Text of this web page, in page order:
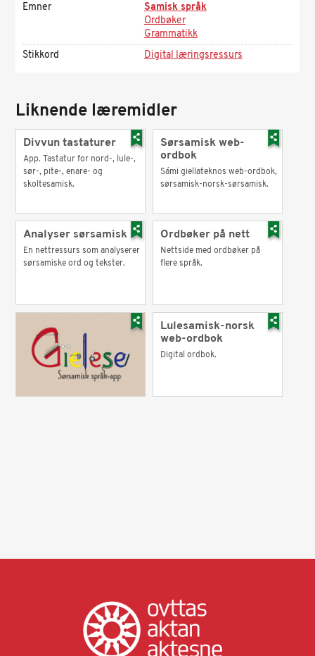
Emner
Samisk språk
Ordbøker
Grammatikk
Stikkord
Digital læringsressurs
Liknende læremidler
Divvun tastaturer
App. Tastatur for nord-, lule-,
sør-, pite-, enare- og
skoltesamisk.
Sørsamisk web-
ordbok
Sámi giellateknos web-ordbok,
sørsamisk-norsk-sørsamisk.
Analyser sørsamisk
En nettressurs som analyserer
sørsamiske ord og tekster.
Ordbøker på nett
Nettside med ordbøker på
flere språk.
Lulesamisk-norsk
web-ordbok
Digital ordbok.